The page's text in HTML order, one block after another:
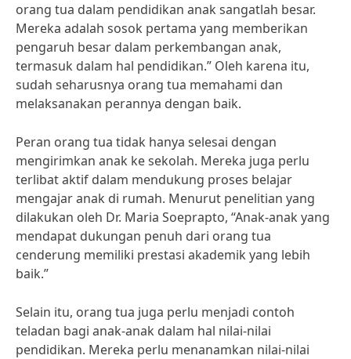
orang tua dalam pendidikan anak sangatlah besar.
Mereka adalah sosok pertama yang memberikan
pengaruh besar dalam perkembangan anak,
termasuk dalam hal pendidikan.” Oleh karena itu,
sudah seharusnya orang tua memahami dan
melaksanakan perannya dengan baik.
Peran orang tua tidak hanya selesai dengan
mengirimkan anak ke sekolah. Mereka juga perlu
terlibat aktif dalam mendukung proses belajar
mengajar anak di rumah. Menurut penelitian yang
dilakukan oleh Dr. Maria Soeprapto, “Anak-anak yang
mendapat dukungan penuh dari orang tua
cenderung memiliki prestasi akademik yang lebih
baik.”
Selain itu, orang tua juga perlu menjadi contoh
teladan bagi anak-anak dalam hal nilai-nilai
pendidikan. Mereka perlu menanamkan nilai-nilai